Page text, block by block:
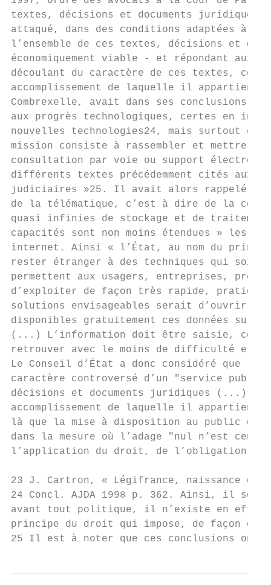
textes, décisions et documents
attaqué, dans des conditions adaptées à
l’ensemble de ces textes, décisions et
économiquement viable - et répondant
découlant du caractère de ces textes,
accomplissement de laquelle il appartient
Combrexelle, avait dans ses conclusions
aux progrès technologiques, certes en
nouvelles technologies24, mais surtout
mission consiste à rassembler et mettre
consultation par voie ou support
différents textes précédemment cités
judiciaires »25. Il avait alors rappelé que
de la télématique, c’est à dire de la
quasi infinies de stockage et de
capacités sont non moins étendues » les
internet. Ainsi « l’État, au nom du
rester étranger à des techniques qui soit
permettent aux usagers, entreprises,
d’exploiter de façon très rapide, pratique
solutions envisageables serait d’ouvrir le
disponibles gratuitement ces données sur
(...) L’information doit être saisie,
retrouver avec le moins de difficulté et
Le Conseil d’État a donc considéré que
caractère controversé d’un "service
décisions et documents juridiques (...)
accomplissement de laquelle il
là que la mise à disposition au public
dans la mesure où l’adage "nul n’est
l’application du droit, de l’obligation de
23 J. Cartron, « Légifrance, naissance de
24 Concl. AJDA 1998 p. 362. Ainsi, il
avant tout politique, il n’existe en effet
principe du droit qui impose, de façon
25 Il est à noter que ces conclusions ont